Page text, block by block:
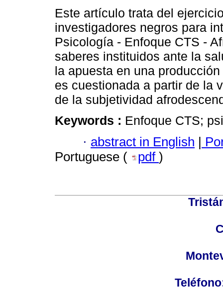
Este artículo trata del
investigadores negros para
Psicología - Enfoque CTS -
saberes instituidos ante la
la apuesta en una
es cuestionada a partir de la
de la subjetividad
Keywords : Enfoque CTS;
· abstract in English |
Portuguese (
pdf )